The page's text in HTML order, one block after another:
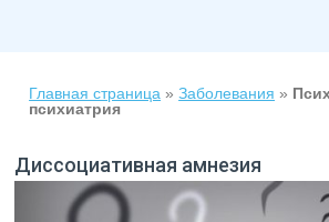
Главная страница »Заболевания »
психиатрия
Диссоциативная амнезия